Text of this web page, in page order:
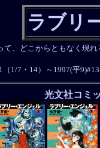
ラブリ
、どこからともなく現
1/7・14）～1997(平
光文社コミ